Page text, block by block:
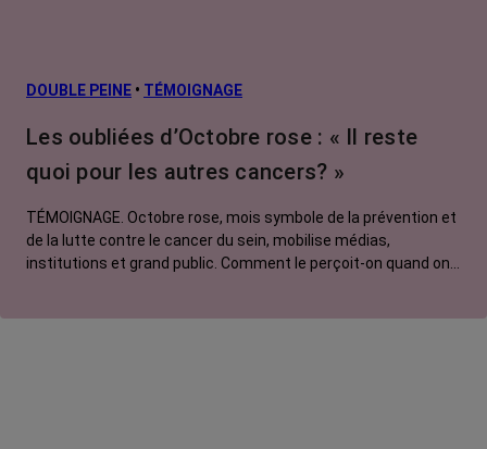
DOUBLE PEINE • TÉMOIGNAGE
Les oubliées d’Octobre rose : « Il reste
quoi pour les autres cancers? »
TÉMOIGNAGE. Octobre rose, mois symbole de la prévention et
de la lutte contre le cancer du sein, mobilise médias,
institutions et grand public. Comment le perçoit-on quand on